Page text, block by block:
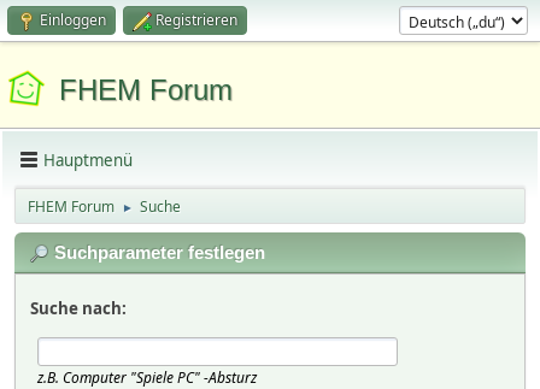
Einloggen Registrieren
FHEM Forum
Hauptmenü
FHEM Forum ► Suche
Suchparameter festlegen
Suche nach:
z.B. Computer "Spiele PC" -Absturz